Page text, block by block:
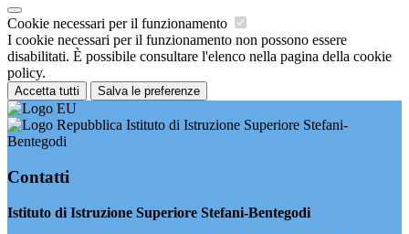
Cookie necessari per il funzionamento
I cookie necessari per il funzionamento non possono essere
disabilitati. È possibile consultare l'elenco nella pagina della cookie
policy.
Accetta tutti Salva le preferenze
Istituto di Istruzione Superiore Stefani-
Bentegodi
Contatti
Istituto di Istruzione Superiore Stefani-Bentegodi